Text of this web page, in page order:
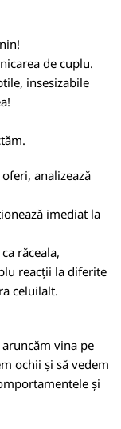
de cuplu.
insesizabile
analizează
imediat la
răceala,
reacții la diferite
celuilalt.
vina pe
ochii și să vedem
și